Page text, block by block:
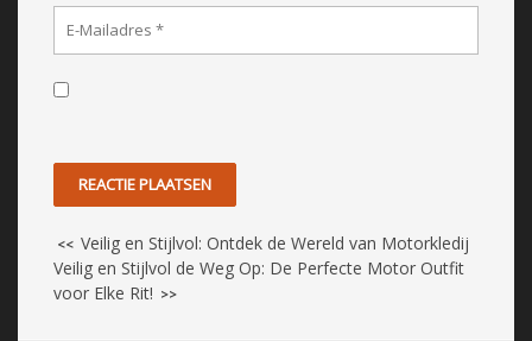
<< Veilig en Stijlvol: Ontdek de Wereld van Motorkledij
Veilig en Stijlvol de Weg Op: De Perfecte Motor Outfit
voor Elke Rit! >>